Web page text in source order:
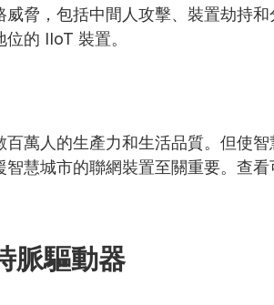
威脅，包括中間人攻擊、裝置劫持
的 IIoT 裝置。
百萬人的生產力和生活品質。但使
慧城市的聯網裝置至關重要。查
脈驅動器